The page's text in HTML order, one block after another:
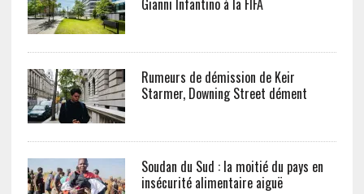
Gianni Infantino à la FIFA
Rumeurs de démission de Keir
Starmer, Downing Street dément
Soudan du Sud : la moitié du pays en
insécurité alimentaire aiguë